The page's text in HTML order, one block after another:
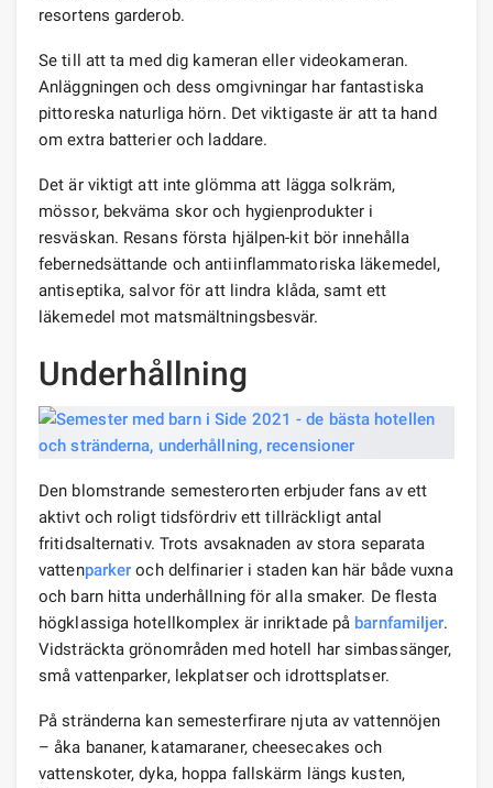
resortens garderob.
Se till att ta med dig kameran eller videokameran.
Anläggningen och dess omgivningar har fantastiska
pittoreska naturliga hörn. Det viktigaste är att ta hand
om extra batterier och laddare.
Det är viktigt att inte glömma att lägga solkräm,
mössor, bekväma skor och hygienprodukter i
resväskan. Resans första hjälpen-kit bör innehålla
febernedsättande och antiinflammatoriska läkemedel,
antiseptika, salvor för att lindra klåda, samt ett
läkemedel mot matsmältningsbesvär.
Underhållning
Den blomstrande semesterorten erbjuder fans av ett
aktivt och roligt tidsfördriv ett tillräckligt antal
fritidsalternativ. Trots avsaknaden av stora separata
vattenparker och delfinarier i staden kan här både vuxna
och barn hitta underhållning för alla smaker. De flesta
högklassiga hotellkomplex är inriktade på barnfamiljer.
Vidsträckta grönområden med hotell har simbassänger,
små vattenparker, lekplatser och idrottsplatser.
På stränderna kan semesterfirare njuta av vattennöjen
– åka bananer, katamaraner, cheesecakes och
vattenskoter, dyka, hoppa fallskärm längs kusten,